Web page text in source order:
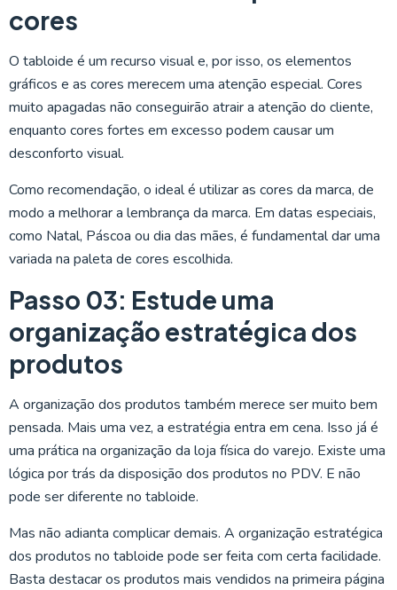
cores
O tabloide é um recurso visual e, por isso, os elementos
gráficos e as cores merecem uma atenção especial. Cores
muito apagadas não conseguirão atrair a atenção do cliente,
enquanto cores fortes em excesso podem causar um
desconforto visual.
Como recomendação, o ideal é utilizar as cores da marca, de
modo a melhorar a lembrança da marca. Em datas especiais,
como Natal, Páscoa ou dia das mães, é fundamental dar uma
variada na paleta de cores escolhida.
Passo 03: Estude uma
organização estratégica dos
produtos
A organização dos produtos também merece ser muito bem
pensada. Mais uma vez, a estratégia entra em cena. Isso já é
uma prática na organização da loja física do varejo. Existe uma
lógica por trás da disposição dos produtos no PDV. E não
pode ser diferente no tabloide.
Mas não adianta complicar demais. A organização estratégica
dos produtos no tabloide pode ser feita com certa facilidade.
Basta destacar os produtos mais vendidos na primeira página